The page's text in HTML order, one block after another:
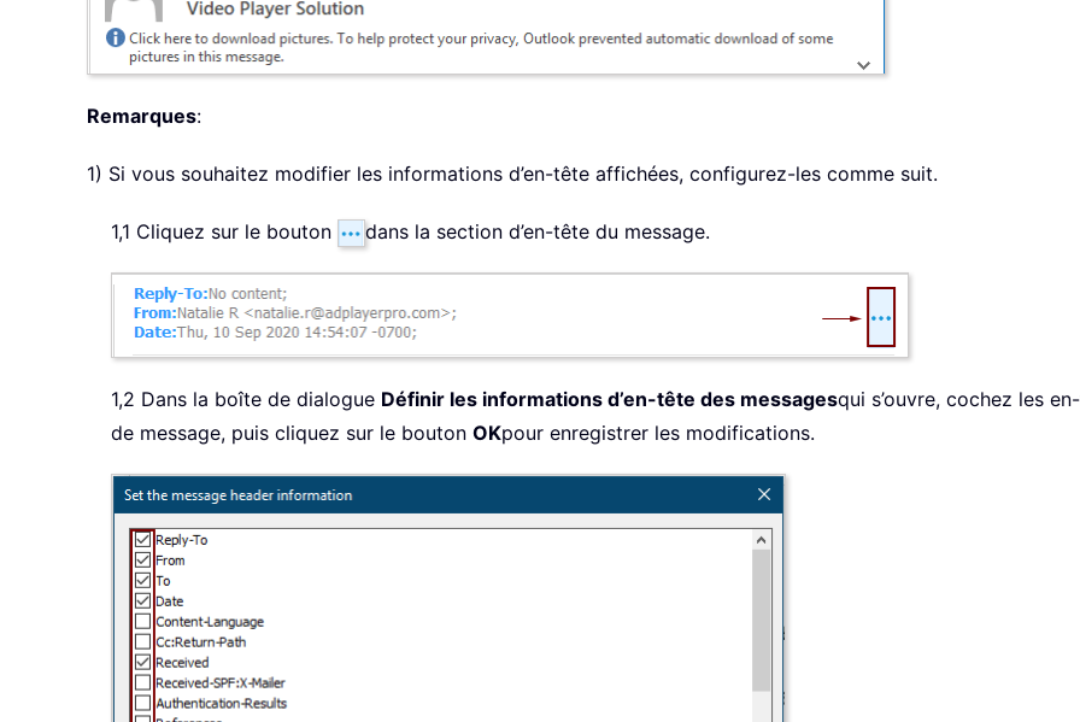
Remarques:
1) Si vous souhaitez modifier les informations d’en-tête affichées, configurez-les comme suit.
1,1 Cliquez sur le bouton dans la section d’en-tête du message.
1,2 Dans la boîte de dialogue Définir les informations d’en-tête des messagesqui s’ouvre, cochez les
de message, puis cliquez sur le bouton OKpour enregistrer les modifications.